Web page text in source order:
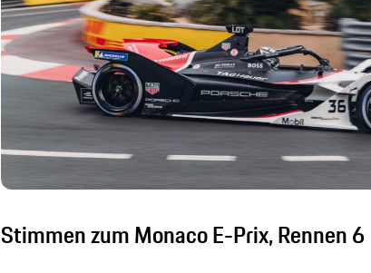
Stimmen zum Monaco E-Prix, Rennen 6